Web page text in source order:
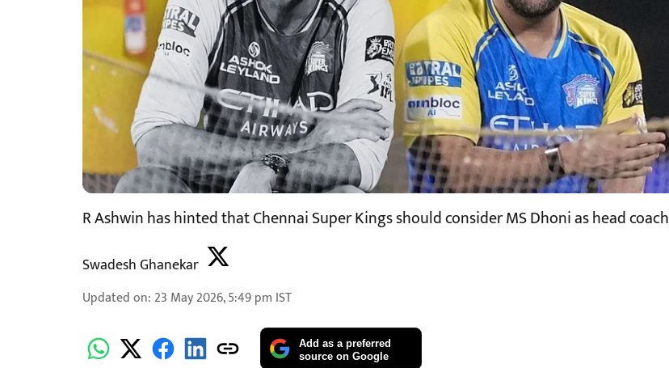
R Ashwin has hinted that Chennai Super Kings should consider MS Dhoni as head coach
Swadesh Ghanekar
Updated on: 23 May 2026, 5:49 pm IST
Add as a preferred
source on Google